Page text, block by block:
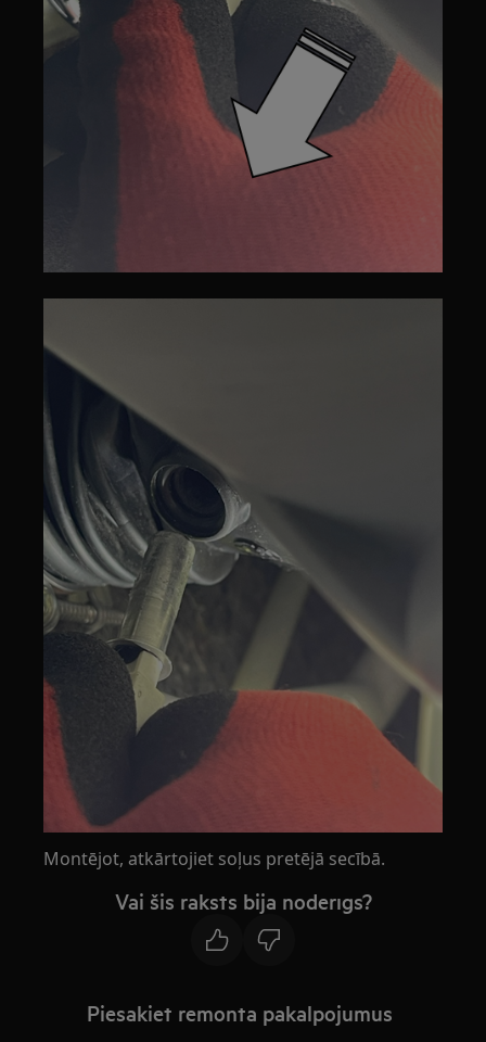
Montējot, atkārtojiet soļus pretējā secībā.
Vai šis raksts bija noderīgs?
Piesakiet remonta pakalpojumus